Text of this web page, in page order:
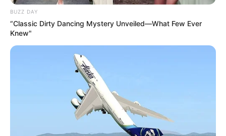
As paletas de cores são um guia para você
criar um ambiente harmônico e divertido!
definir as paletas perfeitas
Não tenha medo de arriscar, misture cores e
animais, deixando o local com a cara do mar
Agora veja algumas inspirações!
BUZZ DAY
“Classic Dirty Dancing Mystery Unveiled—What Few Ever
Knew"